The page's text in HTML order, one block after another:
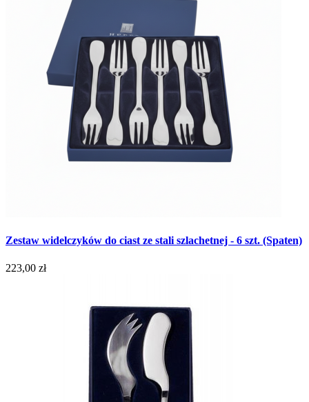
Zestaw widelczyków do ciast ze stali szlachetnej - 6 szt. (Spaten)
223,00 zł